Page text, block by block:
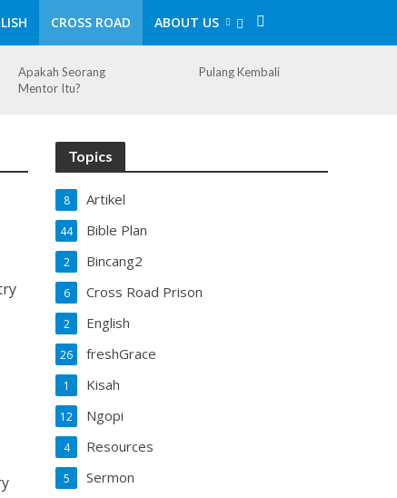
CROSS ROAD ABOUT US
Apakah Seorang
Mentor Itu?
Pulang Kembali
Topics
Artikel
8
Bible Plan
44
Bincang2
2
Cross Road Prison
6
English
2
freshGrace
26
Kisah
1
Ngopi
12
Resources
4
Sermon
5